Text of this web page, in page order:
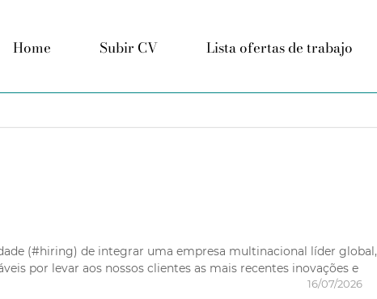
Home Subir CV Lista ofertas de trabajo
(#hiring) de integrar uma empresa multinacional líder global,
por levar aos nossos clientes as mais recentes inovações e
a chance de compartilhar experiências
16/07/2026